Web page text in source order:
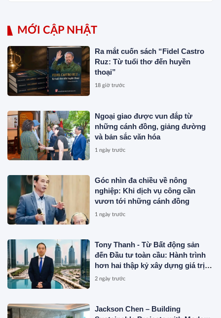
MỚI CẬP NHẬT
Ra mắt cuốn sách “Fidel Castro
Ruz: Từ tuổi thơ đến huyền
thoại”
18 giờ trước
Ngoại giao được vun đắp từ
những cánh đồng, giảng đường
và bản sắc văn hóa
1 ngày trước
Góc nhìn đa chiều về nông
nghiệp: Khi dịch vụ công cần
vươn tới những cánh đồng
1 ngày trước
Tony Thanh - Từ Bất động sản
đến Đầu tư toàn cầu: Hành trình
hơn hai thập kỷ xây dựng giá trị
của một doanh nhân Việt tại Úc
2 ngày trước
Jackson Chen – Building